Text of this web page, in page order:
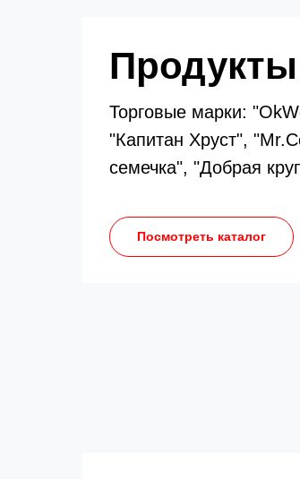
Торговые марки:
"Капитан Хруст",
семечка", "Добрая
Посмотреть каталог